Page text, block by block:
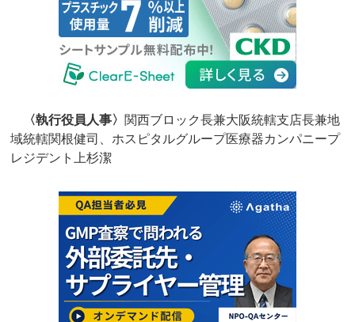
〈執行役員人事〉 関西ブロック長兼大阪統轄支店長兼地
域統轄関根健司、ホスピタルグループ医療器カンパニープ
レジデント上杉潔